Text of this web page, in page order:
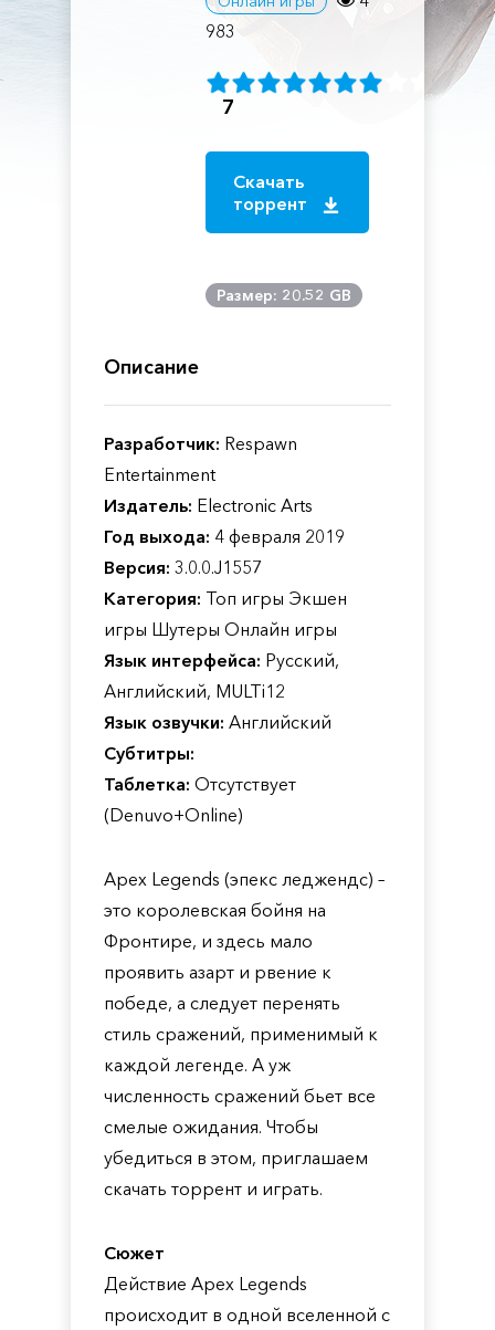
983
7
Скачать
торрент
Размер: 20.52 GB
Описание
Разработчик: Respawn
Entertainment
Издатель: Electronic Arts
Год выхода: 4 февраля 2019
Версия: 3.0.0.J1557
Категория: Топ игры Экшен
игры Шутеры Онлайн игры
Язык интерфейса: Русский,
Английский, MULTi12
Язык озвучки: Английский
Субтитры:
Таблетка: Отсутствует
(Denuvo+Online)
Apex Legends (эпекс леджендс) –
это королевская бойня на
Фронтире, и здесь мало
проявить азарт и рвение к
победе, а следует перенять
стиль сражений, применимый к
каждой легенде. А уж
численность сражений бьет все
смелые ожидания. Чтобы
убедиться в этом, приглашаем
скачать торрент и играть.
Сюжет
Действие Apex Legends
происходит в одной вселенной с